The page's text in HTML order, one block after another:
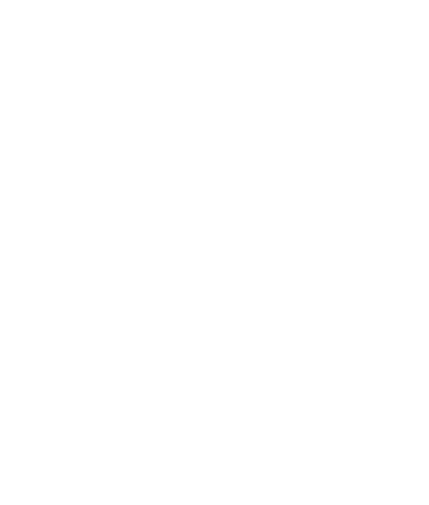
格(税抜)を提供させていただ
あることをご了承ください。
データに基づき作成されるも
合があることをご了承くださ
のオムロン制御機器販売店・
は開示しないようお願いしま
Webメンバーズにご登録され
当社および当社の共同利用者
で利用することをご了承くだ
ルエーテル類(PBDE) 1000ppm以下、
BBP） 1000ppm以下、フタル酸ジブチ
明するものではありません。
期間は出荷製品に未対応品が
。
す。
ェニルエーテル類) : 1000ppm、
チルベンジル) : 1000ppm、
な影響を及ぼさない年数を意
品（以下｢規制貨物等」とい
れないよう必要な手段を講じ
他武器並びにこれらの製造装
を当該第三者に通知します。
がある場合は、取り引きをい
客様担当のオムロン制御